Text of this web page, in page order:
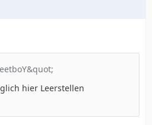
hier Leerstellen